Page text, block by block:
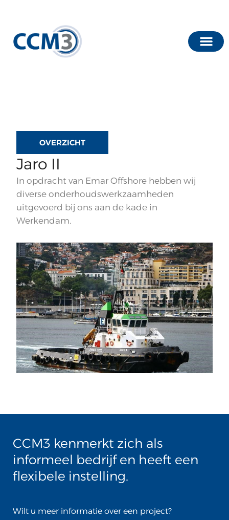
OVERZICHT
Jaro II
In opdracht van Emar Offshore hebben wij
diverse onderhoudswerkzaamheden
uitgevoerd bij ons aan de kade in
Werkendam.
CCM3 kenmerkt zich als
informeel bedrijf en heeft een
flexibele instelling.
Wilt u meer informatie over een project?